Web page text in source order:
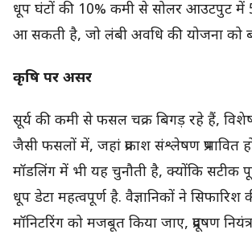
धूप घंटों की 10% कमी से सोलर आउटपुट में
आ सकती है, जो लंबी अवधि की योजना को
कृषि पर असर
सूर्य की कमी से फसल चक्र बिगड़ रहे हैं,
जैसी फसलों में, जहां प्रकाश संश्लेषण प्रभावित
मॉडलिंग में भी यह चुनौती है, क्योंकि सटीक
धूप डेटा महत्वपूर्ण है. वैज्ञानिकों ने सिफारिश
मॉनिटरिंग को मजबूत किया जाए, प्रदूषण